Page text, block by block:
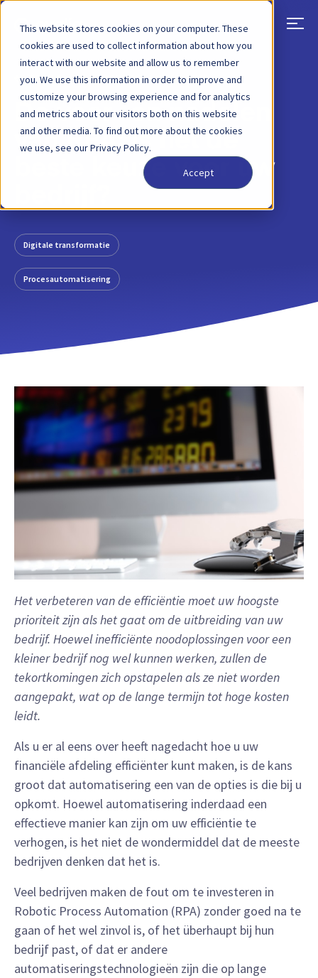
This website stores cookies on your computer. These
cookies are used to collect information about how you
interact with our website and allow us to remember
you. We use this information in order to improve and
customize your browsing experience and for analytics
and metrics about our visitors both on this website
and other media. To find out more about the cookies
we use, see our Privacy Policy.
Accept
TERUG BLOGBERICHT 6 MEI 2020
De voor- en nadelen
van RPA: is het de
beste keuze voor uw
Digitale transformatie
Procesautomatisering
Het verbeteren van de efficiëntie moet uw hoogste
prioriteit zijn als het gaat om de uitbreiding van uw
bedrijf. Hoewel inefficiënte noodoplossingen voor een
kleiner bedrijf nog wel kunnen werken, zullen de
tekortkomingen zich opstapelen als ze niet worden
aangepakt, wat op de lange termijn tot hoge kosten
leidt.
Als u er al eens over heeft nagedacht hoe u uw
financiële afdeling efficiënter kunt maken, is de kans
groot dat automatisering een van de opties is die bij u
opkomt. Hoewel automatisering inderdaad een
effectieve manier kan zijn om uw efficiëntie te
verhogen, is het niet de wondermiddel dat de meeste
bedrijven denken dat het is.
Veel bedrijven maken de fout om te investeren in
Robotic Process Automation (RPA) zonder goed na te
gaan of het wel zinvol is, of het überhaupt bij hun
bedrijf past, of dat er andere
automatiseringstechnologieën zijn die op lange